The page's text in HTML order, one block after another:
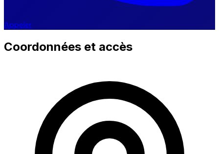
Appeler
Coordonnées et accès